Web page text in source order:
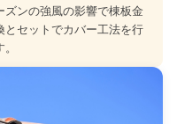
ズンの強風の影響で棟板金
とセットでカバー工法を行